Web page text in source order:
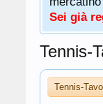
Sei già
Tennis-
Tennis-